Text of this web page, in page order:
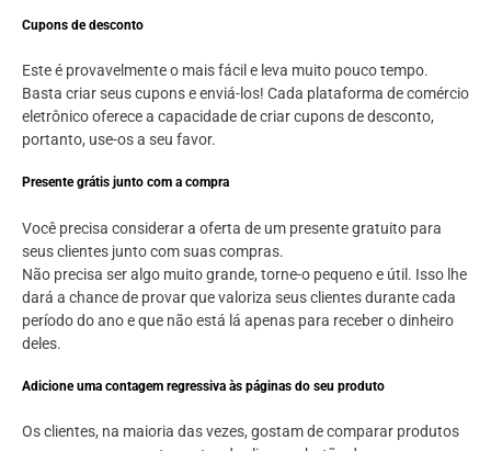
Cupons de desconto
Este é provavelmente o mais fácil e leva muito pouco tempo.
Basta criar seus cupons e enviá-los! Cada plataforma de comércio
eletrônico oferece a capacidade de criar cupons de desconto,
portanto, use-os a seu favor.
Presente grátis junto com a compra
Você precisa considerar a oferta de um presente gratuito para
seus clientes junto com suas compras.
Não precisa ser algo muito grande, torne-o pequeno e útil. Isso lhe
dará a chance de provar que valoriza seus clientes durante cada
período do ano e que não está lá apenas para receber o dinheiro
deles.
Adicione uma contagem regressiva às páginas do seu produto
Os clientes, na maioria das vezes, gostam de comparar produtos